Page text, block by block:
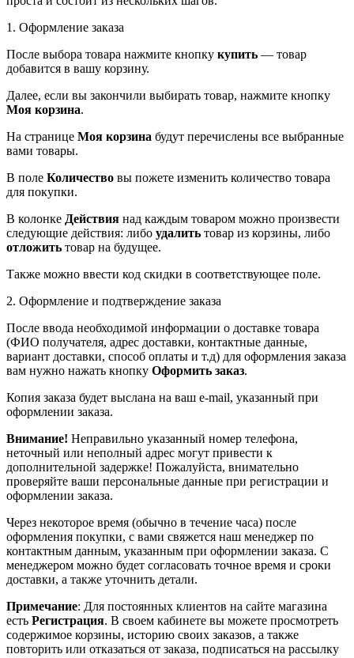
1. Оформление заказа
После выбора товара нажмите кнопку купить — товар
добавится в вашу корзину.
Далее, если вы закончили выбирать товар, нажмите кнопку
Моя корзина.
На странице Моя корзина будут перечислены все выбранные
вами товары.
В поле Количество вы пожете изменить количество товара
для покупки.
В колонке Действия над каждым товаром можно произвести
следующие действия: либо удалить товар из корзины, либо
отложить товар на будущее.
Также можно ввести код скидки в соответствующее поле.
2. Оформление и подтверждение заказа
После ввода необходимой информации о доставке товара
(ФИО получателя, адрес доставки, контактные данные,
вариант доставки, способ оплаты и т.д) для оформления заказа
вам нужно нажать кнопку Оформить заказ.
Копия заказа будет выслана на ваш e-mail, указанный при
оформлении заказа.
Внимание! Неправильно указанный номер телефона,
неточный или неполный адрес могут привести к
дополнительной задержке! Пожалуйста, внимательно
проверяйте ваши персональные данные при регистрации и
оформлении заказа.
Через некоторое время (обычно в течение часа) после
оформления покупки, с вами свяжется наш менеджер по
контактным данным, указанным при оформлении заказа. С
менеджером можно будет согласовать точное время и сроки
доставки, а также уточнить детали.
Примечание: Для постоянных клиентов на сайте магазина
есть Регистрация. В своем кабинете вы можете просмотреть
содержимое корзины, историю своих заказов, а также
повторить или отказаться от заказа, подписаться на рассылку